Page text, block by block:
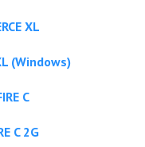
XL
(Windows)
C
C 2G